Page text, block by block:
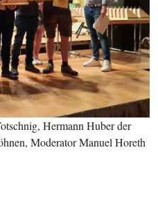
Hermann Huber der
Moderator Manuel Horeth